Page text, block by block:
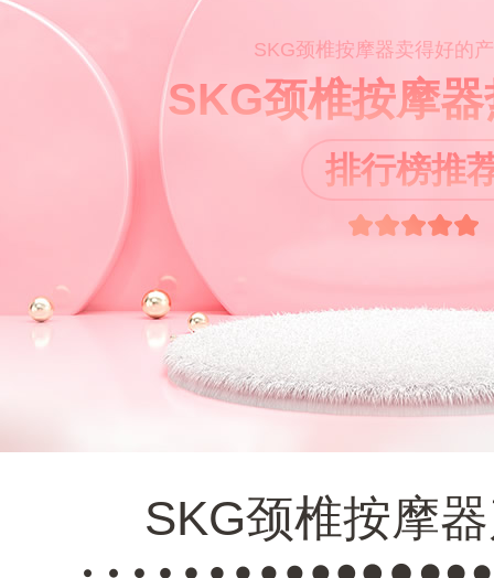
SKG颈椎按摩器卖得好的
SKG颈椎按摩
排行榜推
SKG颈椎按摩